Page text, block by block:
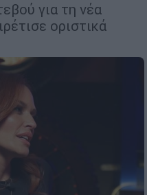
για τη νέα
οριστικά